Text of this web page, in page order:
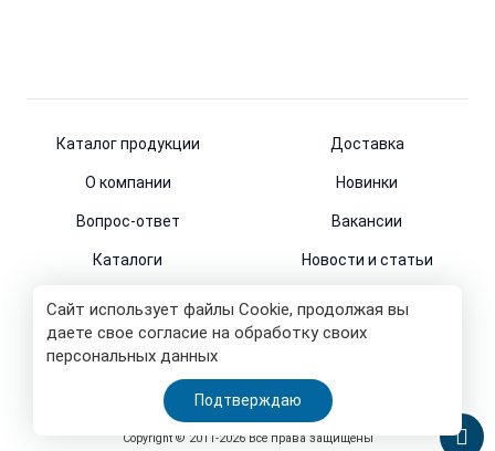
Сайт использует файлы Cookie, продолжая вы
даете свое согласие на обработку своих
персональных данных
Подтверждаю
Каталог продукции Доставка
О компании Новинки
Вопрос-ответ Вакансии
Каталоги Новости и статьи
© 2011-2026
Все права защищены
Copyright © 2011-2026 Все права защищены